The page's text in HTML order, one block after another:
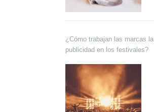
¿Cómo trabajan las marcas la
publicidad en los festivales?